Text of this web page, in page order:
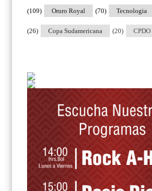
Oruro Royal
(109) Tecnologia
(70)
Copa Sudamericana
(26) CPDO
(20)